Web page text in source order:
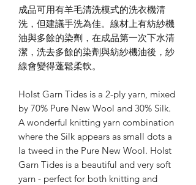
成品可用有羊毛清洗模式的洗衣機清
洗，但建議手洗為佳。線材上有紡紗機
油與多餘的染劑，在成品第一次下水清
潔，洗去多餘的染劑與紡紗機油後，紗
線會變得蓬鬆柔軟。
Holst Garn Tides is a 2-ply yarn, mixed
by 70% Pure New Wool and 30% Silk.
A wonderful knitting yarn combination
where the Silk appears as small dots a
la tweed in the Pure New Wool. Holst
Garn Tides is a beautiful and very soft
yarn - perfect for both knitting and